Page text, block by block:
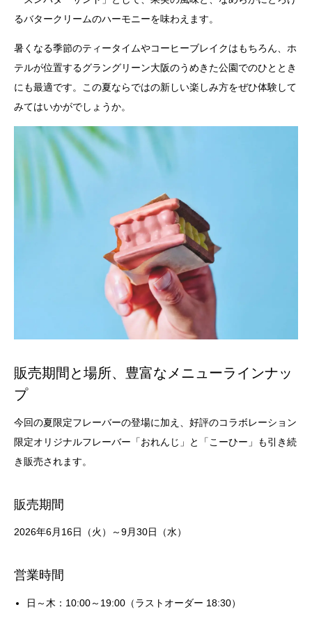
るバタークリームのハーモニーを味わえます。
暑くなる季節のティータイムやコーヒーブレイクはもちろん、ホ
テルが位置するグラングリーン大阪のうめきた公園でのひととき
にも最適です。この夏ならではの新しい楽しみ方をぜひ体験して
みてはいかがでしょうか。
販売期間と場所、豊富なメニューラインナッ
プ
今回の夏限定フレーバーの登場に加え、好評のコラボレーション
限定オリジナルフレーバー「おれんじ」と「こーひー」も引き続
き販売されます。
販売期間
2026年6月16日（火）～9月30日（水）
営業時間
日～木：10:00～19:00（ラストオーダー 18:30）